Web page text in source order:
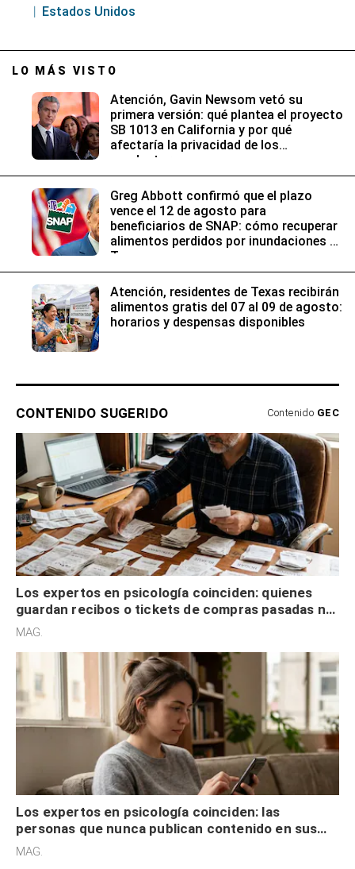
Estados Unidos
LO MÁS VISTO
Atención, Gavin Newsom vetó su
primera versión: qué plantea el proyecto
SB 1013 en California y por qué
afectaría la privacidad de los
conductores
Greg Abbott confirmó que el plazo
vence el 12 de agosto para
beneficiarios de SNAP: cómo recuperar
alimentos perdidos por inundaciones en
Texas
Atención, residentes de Texas recibirán
alimentos gratis del 07 al 09 de agosto:
horarios y despensas disponibles
CONTENIDO SUGERIDO Contenido GEC
Los expertos en psicología coinciden: quienes
guardan recibos o tickets de compras pasadas no
son acumuladores, sino que tienen necesidad de
MAG.
Los expertos en psicología coinciden: las
personas que nunca publican contenido en sus
redes sociales no pretenden buscar validación
MAG.